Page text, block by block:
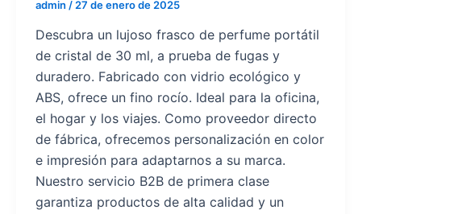
admin / 27 de enero de 2025
Descubra un lujoso frasco de perfume portátil
de cristal de 30 ml, a prueba de fugas y
duradero. Fabricado con vidrio ecológico y
ABS, ofrece un fino rocío. Ideal para la oficina,
el hogar y los viajes. Como proveedor directo
de fábrica, ofrecemos personalización en color
e impresión para adaptarnos a su marca.
Nuestro servicio B2B de primera clase
garantiza productos de alta calidad y un